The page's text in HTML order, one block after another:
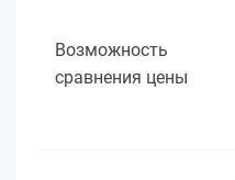
Возможность
сравнения цены